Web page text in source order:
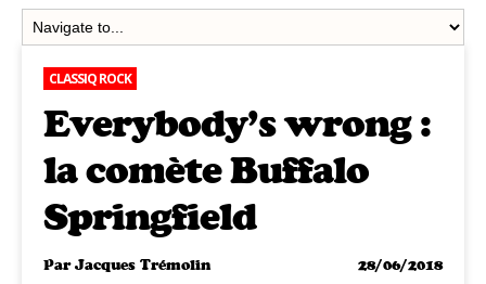
CLASSIQ ROCK
Everybody’s wrong :
la comète Buffalo
Springfield
ParJacques Trémolin 28/06/2018